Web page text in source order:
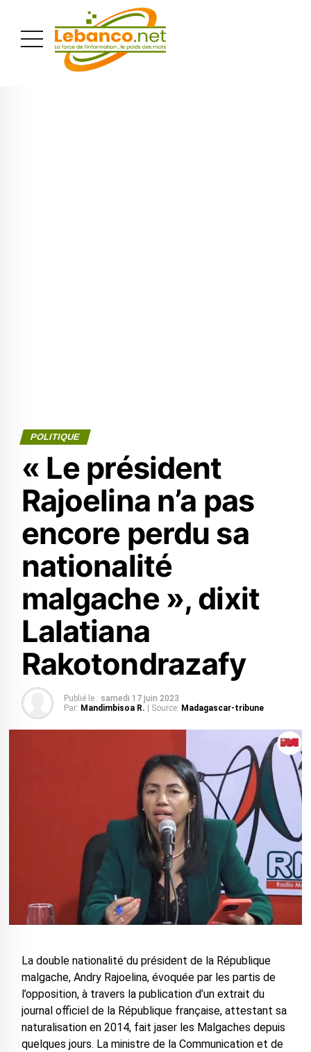
POLITIQUE
« Le président
Rajoelina n’a pas
encore perdu sa
nationalité
malgache », dixit
Lalatiana
Rakotondrazafy
Publié le : samedi 17 juin 2023
Par: Mandimbisoa R. | Source: Madagascar-tribune
La double nationalité du président de la République
malgache, Andry Rajoelina, évoquée par les partis de
l’opposition, à travers la publication d’un extrait du
journal officiel de la République française, attestant sa
naturalisation en 2014, fait jaser les Malgaches depuis
quelques jours. La ministre de la Communication et de